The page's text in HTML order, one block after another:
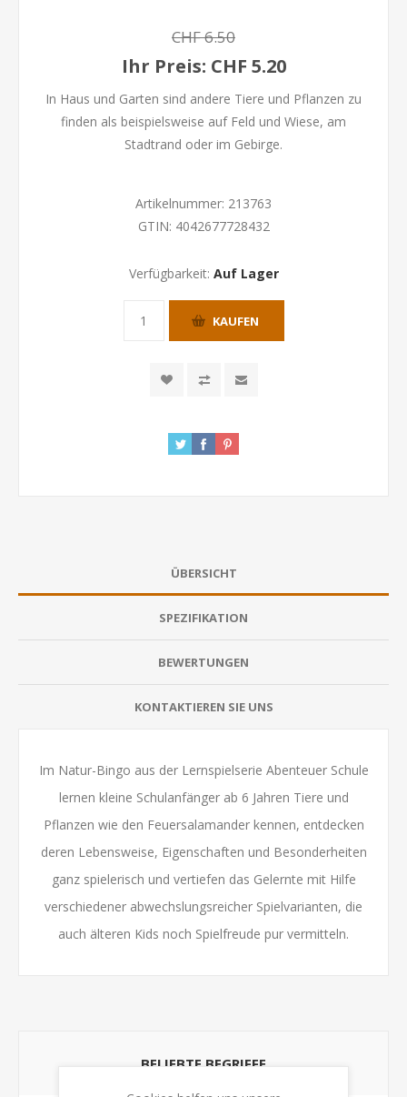
CHF 6.50
Ihr Preis: CHF 5.20
In Haus und Garten sind andere Tiere und Pflanzen zu
finden als beispielsweise auf Feld und Wiese, am
Stadtrand oder im Gebirge.
Artikelnummer: 213763
GTIN: 4042677728432
Verfügbarkeit: Auf Lager
KAUFEN
ÜBERSICHT
SPEZIFIKATION
BEWERTUNGEN
KONTAKTIEREN SIE UNS
Im Natur-Bingo aus der Lernspielserie Abenteuer Schule
lernen kleine Schulanfänger ab 6 Jahren Tiere und
Pflanzen wie den Feuersalamander kennen, entdecken
deren Lebensweise, Eigenschaften und Besonderheiten
ganz spielerisch und vertiefen das Gelernte mit Hilfe
verschiedener abwechslungsreicher Spielvarianten, die
auch älteren Kids noch Spielfreude pur vermitteln.
BELIEBTE BEGRIFFE